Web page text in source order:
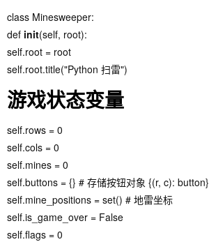
class Minesweeper:
def init(self, root):
self.root = root
self.root.title("Python 扫雷")
游戏状态变量
self.rows = 0
self.cols = 0
self.mines = 0
self.buttons = {} # 存储按钮对象 {(r, c): button}
self.mine_positions = set() # 地雷坐标
self.is_game_over = False
self.flags = 0